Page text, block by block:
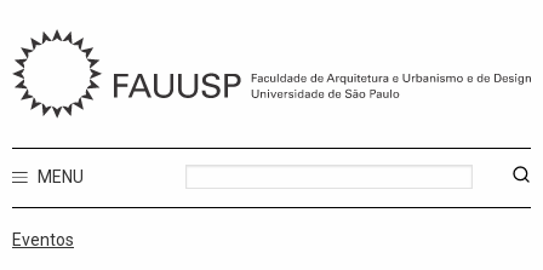
MENU
Eventos